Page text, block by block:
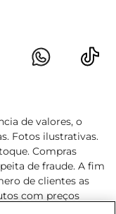
de valores, o
Fotos ilustrativas.
Compras
de fraude. A fim
de clientes as
com preços